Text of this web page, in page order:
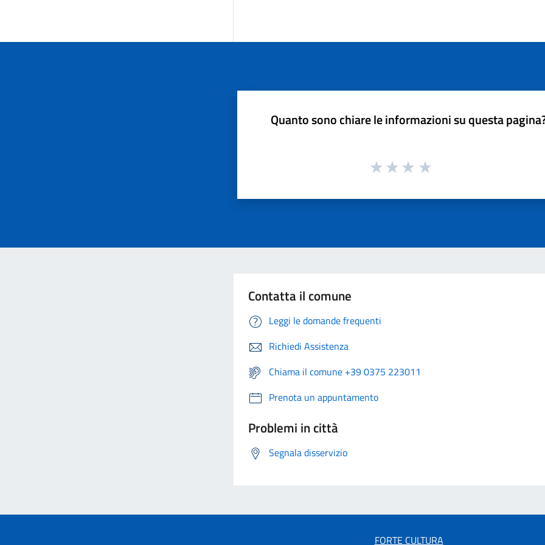
Quanto sono chiare le informazioni su questa
Contatta il comune
Leggi le domande frequenti
Richiedi Assistenza
Chiama il comune +39 0375 223011
Prenota un appuntamento
Problemi in città
Segnala disservizio
FORTE CULTURA